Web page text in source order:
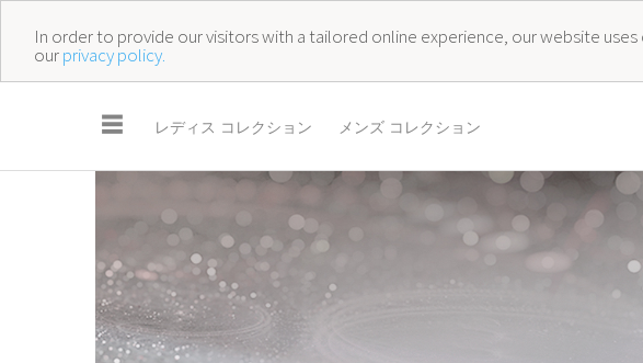
In order to provide our visitors with a tailored online experience, our website
ourprivacy policy.
☰ レディス コレクション メンズ コレクション